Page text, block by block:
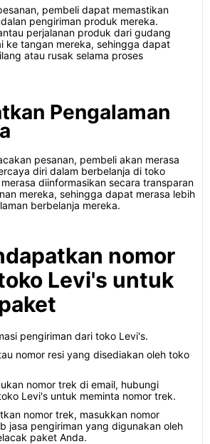
pembeli dapat memastikan
pengiriman produk mereka.
perjalanan produk dari gudang
ke tangan mereka, sehingga dapat
atau rusak selama proses
Pengalaman
pesanan, pembeli akan merasa
diri dalam berbelanja di toko
diinformasikan secara transparan
mereka, sehingga dapat merasa lebih
berbelanja mereka.
nomor
Levi's untuk
pengiriman dari toko Levi's.
nomor resi yang disediakan oleh toko
nomor trek di email, hubungi
Levi's untuk meminta nomor trek.
nomor trek, masukkan nomor
jasa pengiriman yang digunakan oleh
paket Anda.